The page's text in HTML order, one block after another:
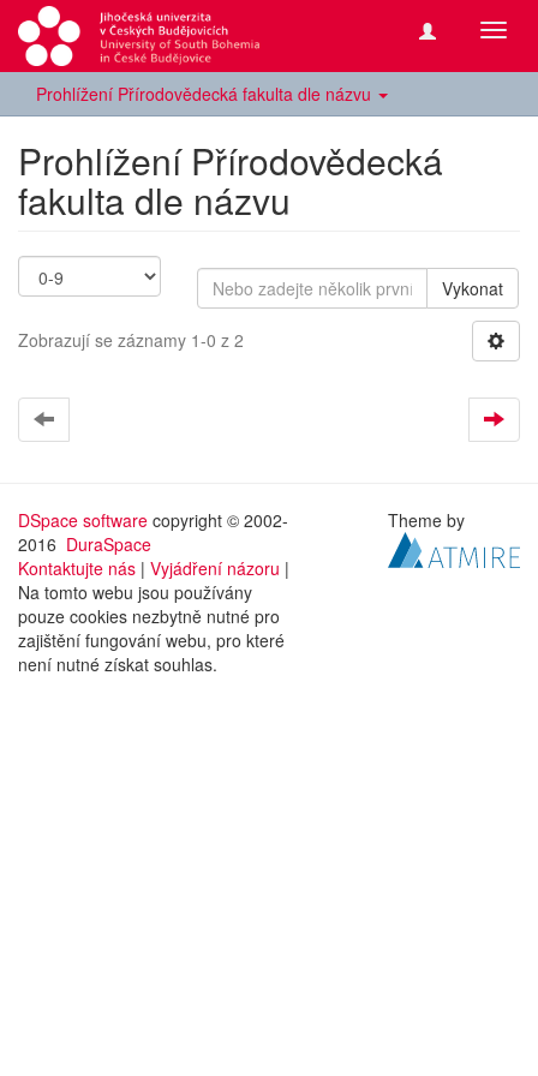
Prohlížení Přírodovědecká fakulta dle názvu
Prohlížení Přírodovědecká
fakulta dle názvu
Vykonat
Zobrazují se záznamy 1-0 z 2
DSpace software copyright © 2002-
2016 DuraSpace
Kontaktujte nás | Vyjádření názoru |
Na tomto webu jsou používány
pouze cookies nezbytně nutné pro
zajištění fungování webu, pro které
není nutné získat souhlas.
Theme by